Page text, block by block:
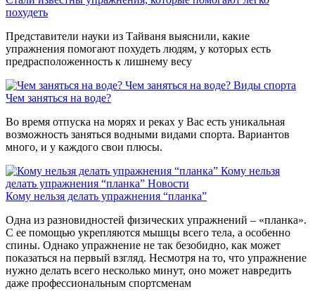
похудеть
Представители науки из Тайваня выяснили, какие
упражнения помогают похудеть людям, у которых есть
предрасположенность к лишнему весу
Чем заняться на воде? Виды спорта
Чем заняться на воде?
Во время отпуска на морях и реках у Вас есть уникальная
возможность заняться водными видами спорта. Вариантов
много, и у каждого свои плюсы.
Кому нельзя
делать упражнения “планка” Новости
Кому нельзя делать упражнения “планка”
Одна из разновидностей физических упражнений – «планка».
С ее помощью укрепляются мышцы всего тела, а особенно
спины. Однако упражнение не так безобидно, как может
показаться на первый взгляд. Несмотря на то, что упражнение
нужно делать всего несколько минут, оно может навредить
даже профессиональным спортсменам